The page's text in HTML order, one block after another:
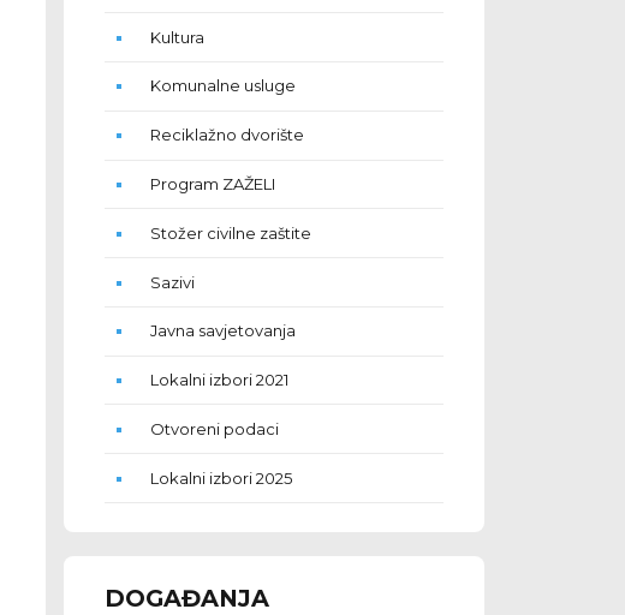
Kultura
Komunalne usluge
Reciklažno dvorište
Program ZAŽELI
Stožer civilne zaštite
Sazivi
Javna savjetovanja
Lokalni izbori 2021
Otvoreni podaci
Lokalni izbori 2025
DOGAĐANJA